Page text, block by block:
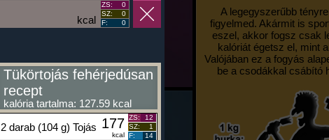
A legegyszerűbb
figyelmed. Akármit is
eszel, akkor fogsz csak
kalóriát égetsz el, mint
Valójában ez a fogyás
be a csodákkal csábító
kcal
ZS:
0
SZ:
0
F:
0
Tükörtojás fehérjedúsan
recept
kalória tartalma: 127.59 kcal
2 darab (104 g) Tojás 177
kcal
ZS:
12
SZ:
1
F:
14